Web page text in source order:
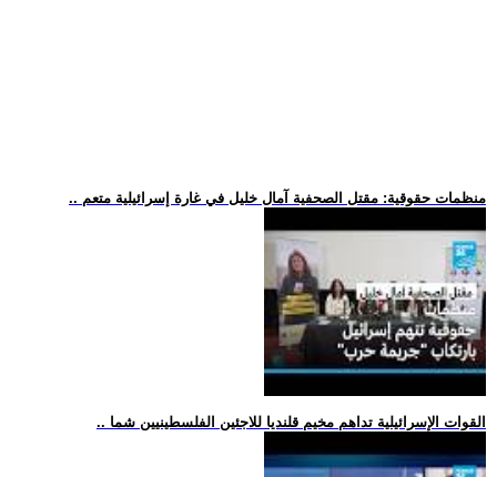
.. منظمات حقوقية: مقتل الصحفية آمال خليل في غارة إسرائيلية متعم
.. القوات الإسرائيلية تداهم مخيم قلنديا للاجئين الفلسطينيين شما